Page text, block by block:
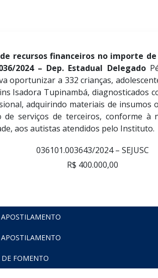
financeiros no importe de
2024 – Dep. Estadual Delegado
oportunizar a 332 crianças,
Isadora Tupinambá, diagnosticados
adquirindo materiais de insumos
serviços de terceiros, conforme à
aos autistas atendidos pelo Instituto.
036101.003643/2024 – SEJUSC
R$ 400.000,00
FOMENTO